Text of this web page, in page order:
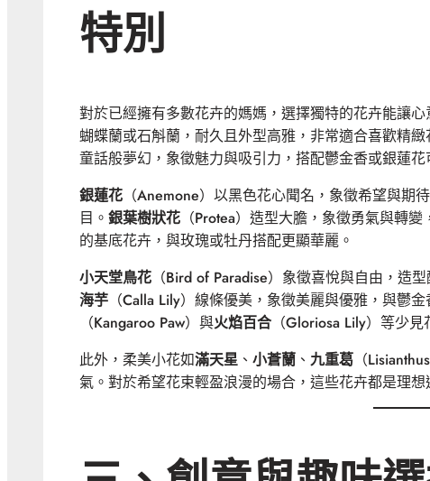
特別
對於已經擁有多數花卉的媽媽，選擇獨特的花卉能讓心
蝴蝶蘭或石斛蘭，耐久且外型高雅，非常適合喜歡精緻
童話般夢幻，象徵魅力與吸引力，搭配鬱金香或銀蓮
銀蓮花 （Anemone）以黑色花心聞名，象徵希望與
目。 銀葉樹狀花 （Protea）造型大膽，象徵勇氣與轉
的基底花卉，與玫瑰或牡丹搭配更顯華麗。
小天堂鳥花 （Bird of Paradise）象徵喜悅與自由，造
海芋 （Calla Lily）線條優美，象徵美麗與優雅，與鬱
（Kangaroo Paw）與火焰百合 （Gloriosa Lily）等少
此外，柔美小花如滿天星 、 小蒼蘭 、 九重葛 （
氣。對於希望花束輕盈浪漫的場合，這些花卉都是理想